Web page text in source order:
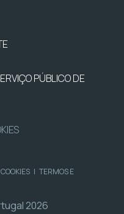
PÚBLICO DE
| TERMOS E
2026